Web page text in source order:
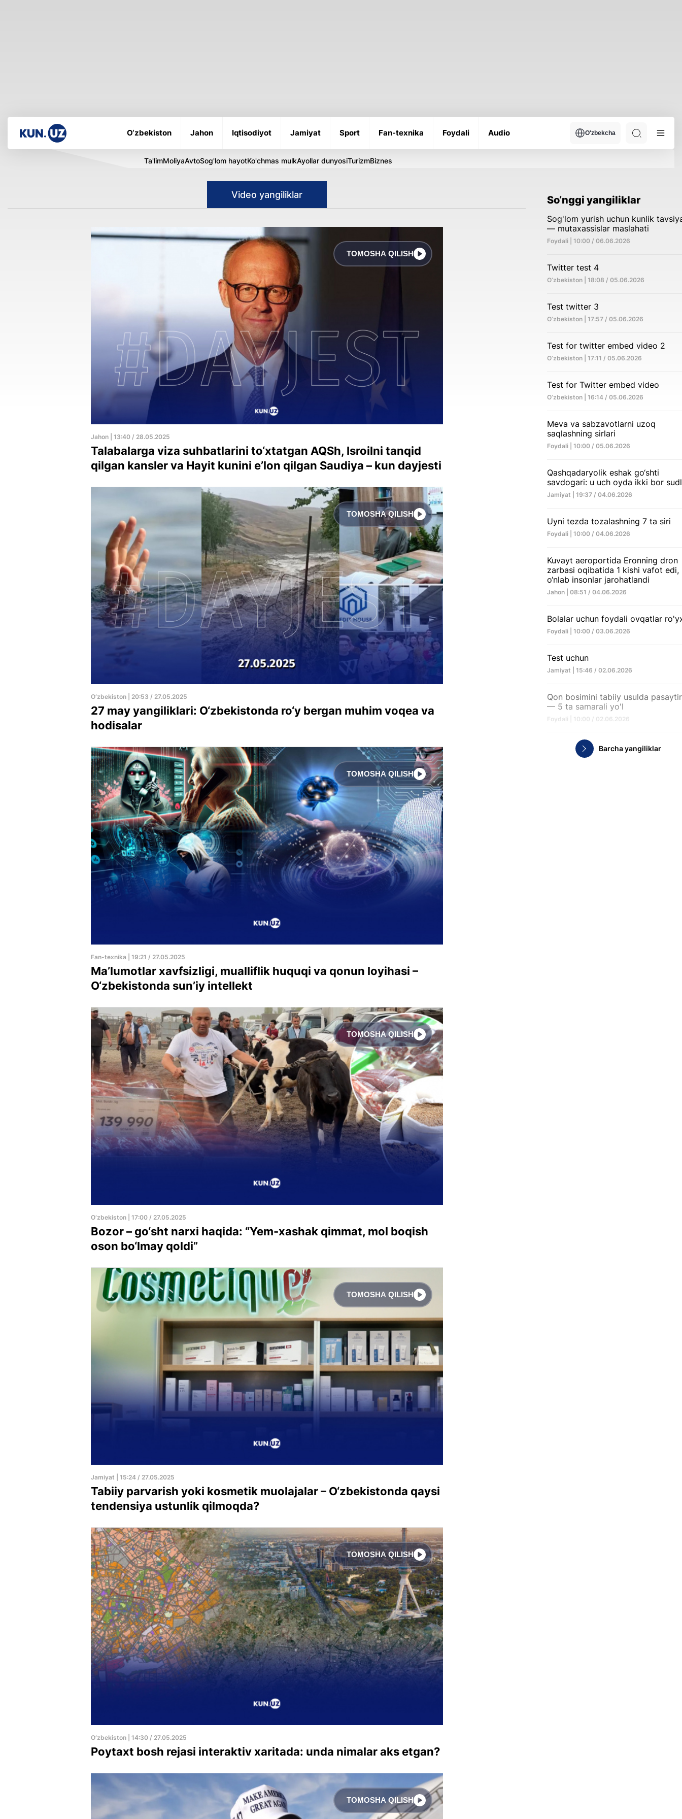
O‘zbekiston Jahon Iqtisodiyot Jamiyat Sport Fan-texnika Foydali Audio O'zbekcha
Ta'limMoliyaAvtoSog'lom hayotKo'chmas mulkAyollar dunyosiTurizmBiznes
Video yangiliklar
TOMOSHA QILISH
Jahon | 13:40 / 28.05.2025
Talabalarga viza suhbatlarini to‘xtatgan AQSh, Isroilni tanqid
qilgan kansler va Hayit kunini e’lon qilgan Saudiya – kun dayjesti
TOMOSHA QILISH
O‘zbekiston | 20:53 / 27.05.2025
27 may yangiliklari: O‘zbekistonda ro‘y bergan muhim voqea va
hodisalar
TOMOSHA QILISH
Fan-texnika | 19:21 / 27.05.2025
Ma’lumotlar xavfsizligi, mualliflik huquqi va qonun loyihasi –
O‘zbekistonda sun’iy intellekt
TOMOSHA QILISH
O‘zbekiston | 17:00 / 27.05.2025
Bozor – go‘sht narxi haqida: “Yem-xashak qimmat, mol boqish
oson bo‘lmay qoldi”
TOMOSHA QILISH
Jamiyat | 15:24 / 27.05.2025
Tabiiy parvarish yoki kosmetik muolajalar – O‘zbekistonda qaysi
tendensiya ustunlik qilmoqda?
TOMOSHA QILISH
O‘zbekiston | 14:30 / 27.05.2025
Poytaxt bosh rejasi interaktiv xaritada: unda nimalar aks etgan?
TOMOSHA QILISH
So‘nggi yangiliklar
Sog'lom yurish uchun kunlik
— mutaxassislar maslahati
Foydali | 10:00 / 06.06.2026
Twitter test 4
O‘zbekiston | 18:08 / 05.06.2026
Test twitter 3
O‘zbekiston | 17:57 / 05.06.2026
Test for twitter embed video 2
O‘zbekiston | 17:11 / 05.06.2026
Test for Twitter embed video
O‘zbekiston | 16:14 / 05.06.2026
Meva va sabzavotlarni uzoq
saqlashning sirlari
Foydali | 10:00 / 05.06.2026
Qashqadaryolik eshak go‘shti
savdogari: u uch oyda ikki bor
Jamiyat | 19:37 / 04.06.2026
Uyni tezda tozalashning 7 ta siri
Foydali | 10:00 / 04.06.2026
Kuvayt aeroportida Eronning dron
zarbasi oqibatida 1 kishi vafot edi,
o‘nlab insonlar jarohatlandi
Jahon | 08:51 / 04.06.2026
Bolalar uchun foydali ovqatlar
Foydali | 10:00 / 03.06.2026
Test uchun
Jamiyat | 15:46 / 02.06.2026
Qon bosimini tabiiy usulda
— 5 ta samarali yo'l
Foydali | 10:00 / 02.06.2026
Barcha yangiliklar